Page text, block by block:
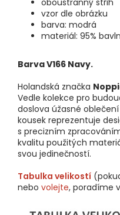
vzor dle obrázku
barva: modrá
materiál: 95%
Barva V166 Navy.
Holandská značka
Vedle kolekce pro
doslova úžasné
kousek reprezentuje
s precizním
kvalitu použitých
svou jedinečností.
Tabulka velikostí
nebo volejte, poradíme